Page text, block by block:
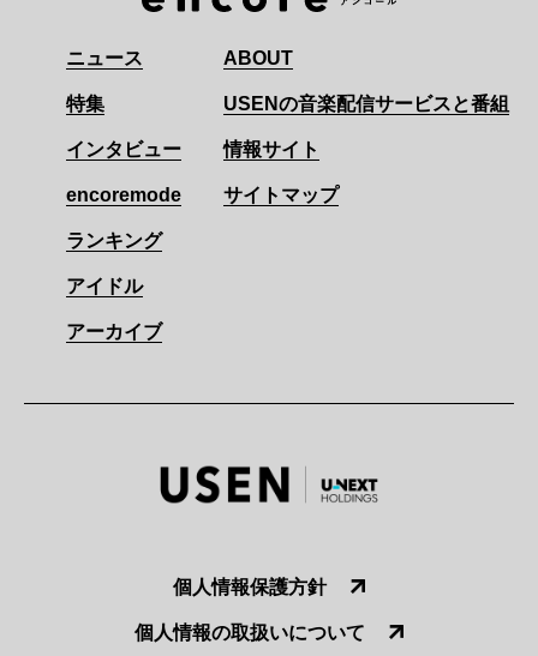
ニュース
特集
インタビュー
encoremode
ランキング
アイドル
アーカイブ
ABOUT
USENの音楽配信サービスと番組
情報サイト
サイトマップ
個人情報保護方針
個人情報の取扱いについて